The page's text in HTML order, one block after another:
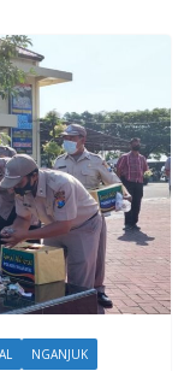
NGANJUK